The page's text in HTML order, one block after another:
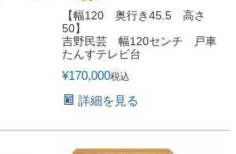
【幅120 奥行き45.5 高さ
50】
吉野民芸 幅120センチ 戸車
たんすテレビ台
¥170,000税込
詳細を見る